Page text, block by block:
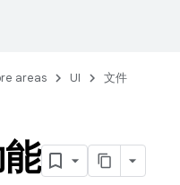
areas UI 文件